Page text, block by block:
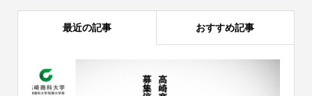
最近の記事 おすすめ記事